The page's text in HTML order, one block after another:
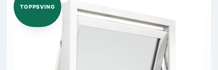
TOPPSVING